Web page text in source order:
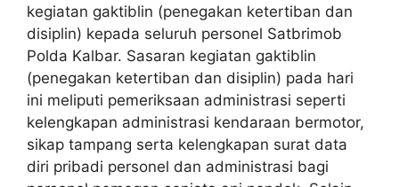
kegiatan gaktiblin (penegakan ketertiban dan
disiplin) kepada seluruh personel Satbrimob
Polda Kalbar. Sasaran kegiatan gaktiblin
(penegakan ketertiban dan disiplin) pada hari
ini meliputi pemeriksaan administrasi seperti
kelengkapan administrasi kendaraan bermotor,
sikap tampang serta kelengkapan surat data
diri pribadi personel dan administrasi bagi